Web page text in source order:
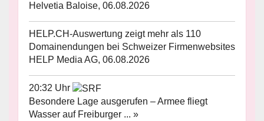
Helvetia Baloise, 06.08.2026
HELP.CH-Auswertung zeigt mehr als 110
Domainendungen bei Schweizer Firmenwebsites
HELP Media AG, 06.08.2026
20:32 Uhr
Besondere Lage ausgerufen – Armee fliegt
Wasser auf Freiburger ... »